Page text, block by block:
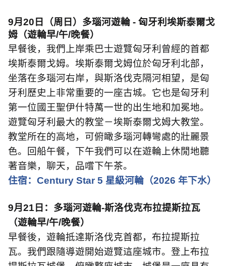
9月 20 日（周日）多瑙河遊輪 - 匈牙利埃斯泰爾戈
姆（遊輪早/午/晚餐）
早餐後，我們上岸乘巴士遊覽匈牙利曾經的首都
埃斯泰爾戈姆。埃斯泰爾戈姆位於匈牙利北部，
坐落在多瑙河右岸，與斯洛伐克隔河相望，是匈
牙利歷史上非常重要的一座古城。它也是匈牙利
第一位國王聖伊什特萬一世的出生地和加冕地。
遊覽匈牙利最大的教堂－埃斯泰爾戈姆大教堂。
教堂所在的高地，可俯瞰多瑙河轉彎處的壯麗景
色。回船午餐，下午我們可以在遊輪上休閒地聽
著音樂，聊天，品嚐下午茶。
住宿： Century Star 5 星級河輪（2026 年下水）
9月 21 日：多瑙河遊輪-斯洛伐克布拉提斯拉瓦
（遊輪早/午/晚餐）
早餐後，遊輪抵達斯洛伐克首都，布拉提斯拉
瓦。我們跟隨導遊開始遊覽這座城市。登上布拉